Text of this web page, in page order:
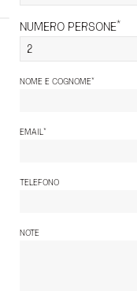
NUMERO PERSONE*
2
NOME E COGNOME*
EMAIL *
TELEFONO
NOTE